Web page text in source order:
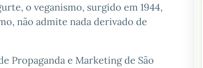
o veganismo, surgido em 1944,
não admite nada derivado de
Propaganda e Marketing de São